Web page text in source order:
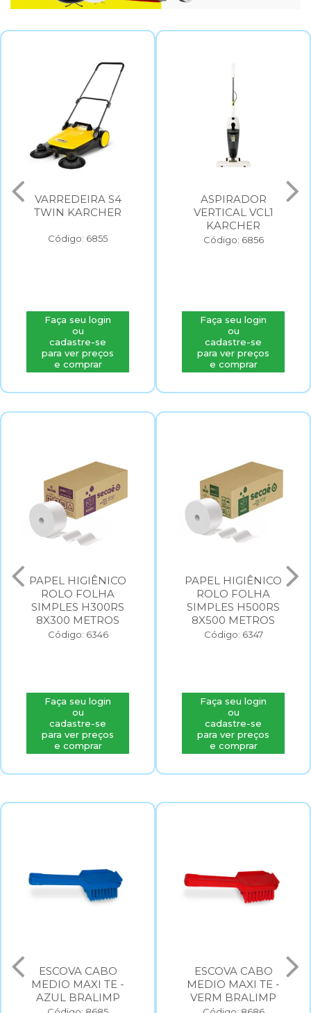
VARREDEIRA S4
TWIN KARCHER
Código: 6855
Faça seu login
ou
cadastre-se
para ver preços
e comprar
ASPIRADOR
VERTICAL VCL1
KARCHER
Código: 6856
Faça seu login
ou
cadastre-se
para ver preços
e comprar
PAPEL HIGIÊNICO
ROLO FOLHA
SIMPLES H300RS
8X300 METROS
Código: 6346
Faça seu login
ou
cadastre-se
para ver preços
e comprar
PAPEL HIGIÊNICO
ROLO FOLHA
SIMPLES H500RS
8X500 METROS
Código: 6347
Faça seu login
ou
cadastre-se
para ver preços
e comprar
ESCOVA CABO
MEDIO MAXI TE -
AZUL BRALIMP
ESCOVA CABO
MEDIO MAXI TE -
VERM BRALIMP